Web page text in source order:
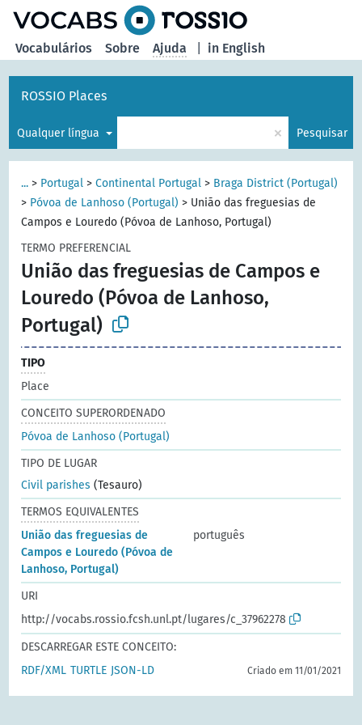
in English
Vocabulários Sobre Ajuda
ROSSIO Places
Qualquer língua × Pesquisar
... > Portugal >Continental Portugal > Braga District (Portugal)
> Póvoa de Lanhoso (Portugal) > União das freguesias de
Campos e Louredo (Póvoa de Lanhoso, Portugal)
TERMO PREFERENCIAL
União das freguesias de Campos e
Louredo (Póvoa de Lanhoso,
Portugal)
TIPO
Place
CONCEITO SUPERORDENADO
Póvoa de Lanhoso (Portugal)
TIPO DE LUGAR
Civil parishes (Tesauro)
TERMOS EQUIVALENTES
União das freguesias de
Campos e Louredo (Póvoa de
Lanhoso, Portugal)
português
URI
http://vocabs.rossio.fcsh.unl.pt/lugares/c_37962278
DESCARREGAR ESTE CONCEITO:
RDF/XML TURTLE JSON-LD Criado em 11/01/2021